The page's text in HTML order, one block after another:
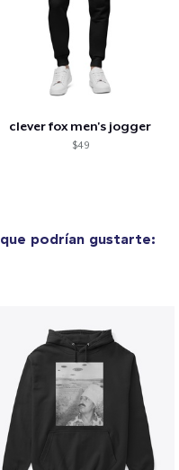
clever fox men's jogger
$49
que podrían gustarte: